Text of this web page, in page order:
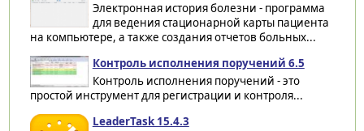
Электронная история болезни - программа
для ведения стационарной карты пациента
на компьютере, а также создания отчетов больных...
Контроль исполнения поручений 6.5
Контроль исполнения поручений - это
простой инструмент для регистрации и контроля...
LeaderTask 15.4.3